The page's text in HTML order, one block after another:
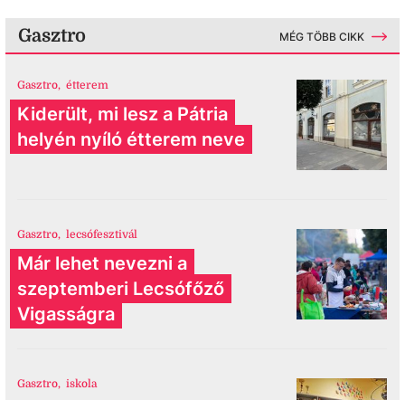
Gasztro MÉG TÖBB CIKK
Gasztro, étterem
Kiderült, mi lesz a Pátria
helyén nyíló étterem neve
Gasztro, lecsófesztivál
Már lehet nevezni a
szeptemberi Lecsófőző
Vigasságra
Gasztro, iskola